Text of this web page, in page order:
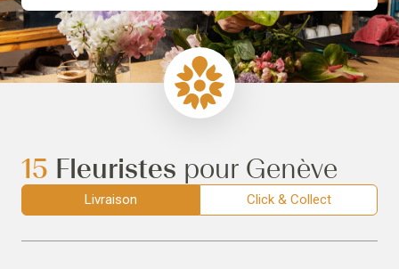
15 Fleuristes pour Genève
Livraison Click & Collect